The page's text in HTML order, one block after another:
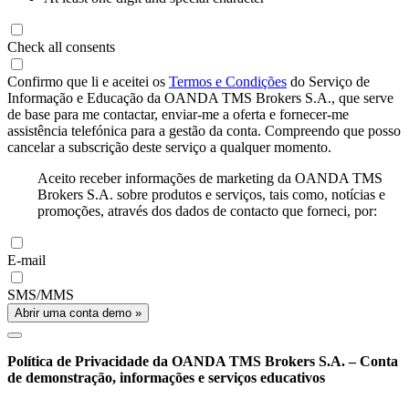
Check all consents
Confirmo que li e aceitei os Termos e Condições do Serviço de
Informação e Educação da OANDA TMS Brokers S.A., que serve
de base para me contactar, enviar-me a oferta e fornecer-me
assistência telefónica para a gestão da conta. Compreendo que posso
cancelar a subscrição deste serviço a qualquer momento.
Aceito receber informações de marketing da OANDA TMS
Brokers S.A. sobre produtos e serviços, tais como, notícias e
promoções, através dos dados de contacto que forneci, por:
E-mail
SMS/MMS
Abrir uma conta demo »
Política de Privacidade da OANDA TMS Brokers S.A. – Conta
de demonstração, informações e serviços educativos